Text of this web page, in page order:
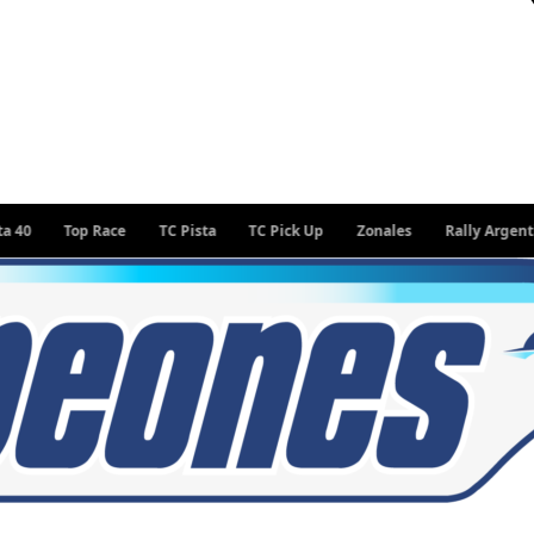
Top Race TC Pista TC Pick Up Zonales Rally Argentino